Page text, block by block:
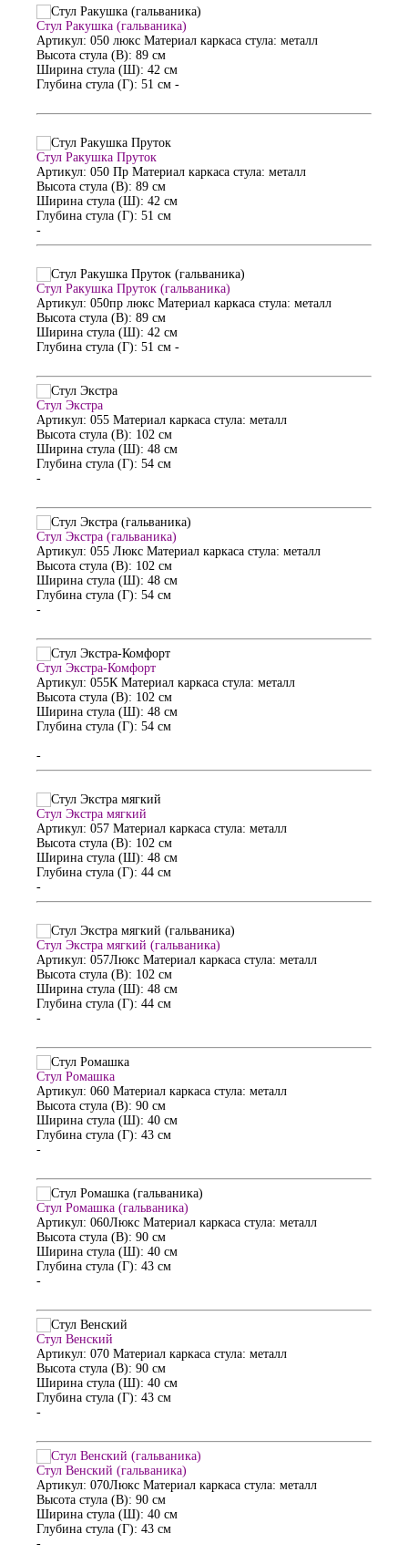
Стул Ракушка (гальваника)
Артикул: 050 люкс Материал каркаса стула: металл
Высота стула (В): 89 см
Ширина стула (Ш): 42 см
Глубина стула (Г): 51 см -
Стул Ракушка Пруток
Артикул: 050 Пр Материал каркаса стула: металл
Высота стула (В): 89 см
Ширина стула (Ш): 42 см
Глубина стула (Г): 51 см
-
Стул Ракушка Пруток (гальваника)
Артикул: 050пр люкс Материал каркаса стула: металл
Высота стула (В): 89 см
Ширина стула (Ш): 42 см
Глубина стула (Г): 51 см -
Стул Экстра
Артикул: 055 Материал каркаса стула: металл
Высота стула (В): 102 см
Ширина стула (Ш): 48 см
Глубина стула (Г): 54 см
-
Стул Экстра (гальваника)
Артикул: 055 Люкс Материал каркаса стула: металл
Высота стула (В): 102 см
Ширина стула (Ш): 48 см
Глубина стула (Г): 54 см
-
Стул Экстра-Комфорт
Артикул: 055К Материал каркаса стула: металл
Высота стула (В): 102 см
Ширина стула (Ш): 48 см
Глубина стула (Г): 54 см
-
Стул Экстра мягкий
Артикул: 057 Материал каркаса стула: металл
Высота стула (В): 102 см
Ширина стула (Ш): 48 см
Глубина стула (Г): 44 см
-
Стул Экстра мягкий (гальваника)
Артикул: 057Люкс Материал каркаса стула: металл
Высота стула (В): 102 см
Ширина стула (Ш): 48 см
Глубина стула (Г): 44 см
-
Стул Ромашка
Артикул: 060 Материал каркаса стула: металл
Высота стула (В): 90 см
Ширина стула (Ш): 40 см
Глубина стула (Г): 43 см
-
Стул Ромашка (гальваника)
Артикул: 060Люкс Материал каркаса стула: металл
Высота стула (В): 90 см
Ширина стула (Ш): 40 см
Глубина стула (Г): 43 см
-
Стул Венский
Артикул: 070 Материал каркаса стула: металл
Высота стула (В): 90 см
Ширина стула (Ш): 40 см
Глубина стула (Г): 43 см
-
Стул Венский (гальваника)
Артикул: 070Люкс Материал каркаса стула: металл
Высота стула (В): 90 см
Ширина стула (Ш): 40 см
Глубина стула (Г): 43 см
-